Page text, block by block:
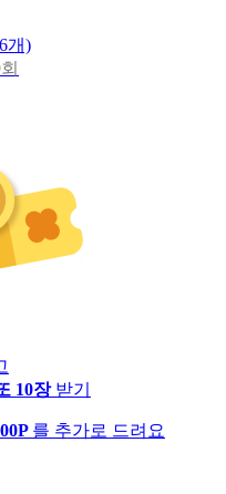
개)
10장 받기
를 추가로 드려요